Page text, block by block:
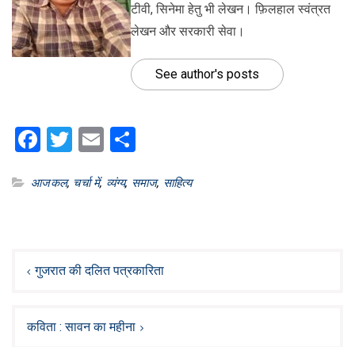
टीवी, सिनेमा हेतु भी लेखन। फ़िलहाल स्वंत्रत
लेखन और सरकारी सेवा।
See author's posts
Facebook
Twitter
Email
आजकल, चर्चा में, व्यंग्य, समाज, साहित्य
navigation
गुजरात की दलित पत्रकारिता
कविता : सावन का महीना